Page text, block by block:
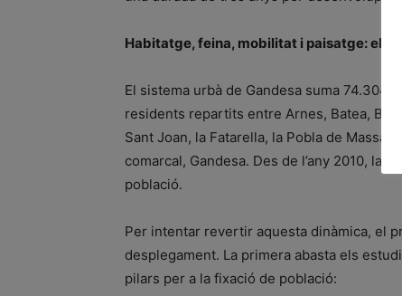
Habitatge, feina, mobilitat i paisatge: els
El sistema urbà de Gandesa suma 74.304
residents repartits entre Arnes, Batea, Bot,
Sant Joan, la Fatarella, la Pobla de
comarcal, Gandesa. Des de l’any 2010, la
població.
Per intentar revertir aquesta dinàmica, el
desplegament. La primera abasta els
pilars per a la fixació de població: